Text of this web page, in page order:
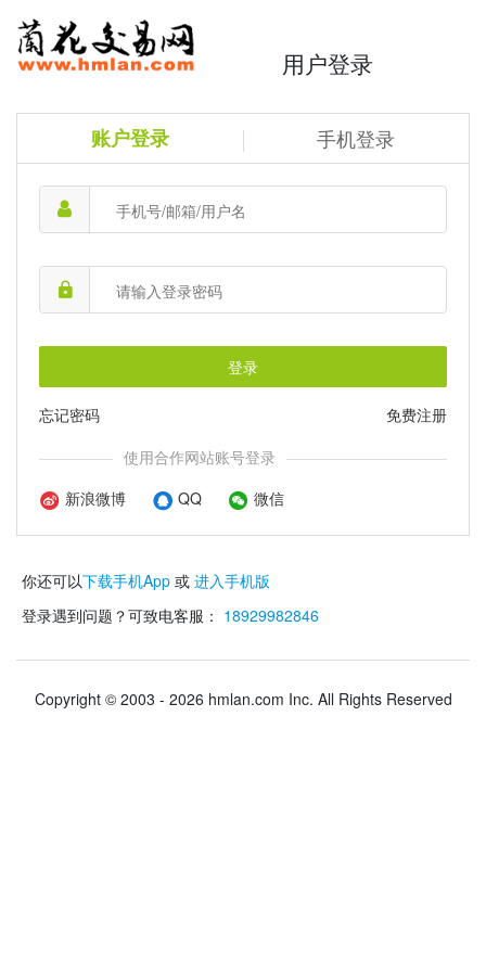
用户登录
账户登录 手机登录
登录
免费注册
忘记密码
使用合作网站账号登录
新浪微博
QQ 微信
你还可以下载手机App 或 进入手机版
登录遇到问题？可致电客服： 18929982846
Copyright © 2003 - 2026 hmlan.com Inc. All Rights Reserved